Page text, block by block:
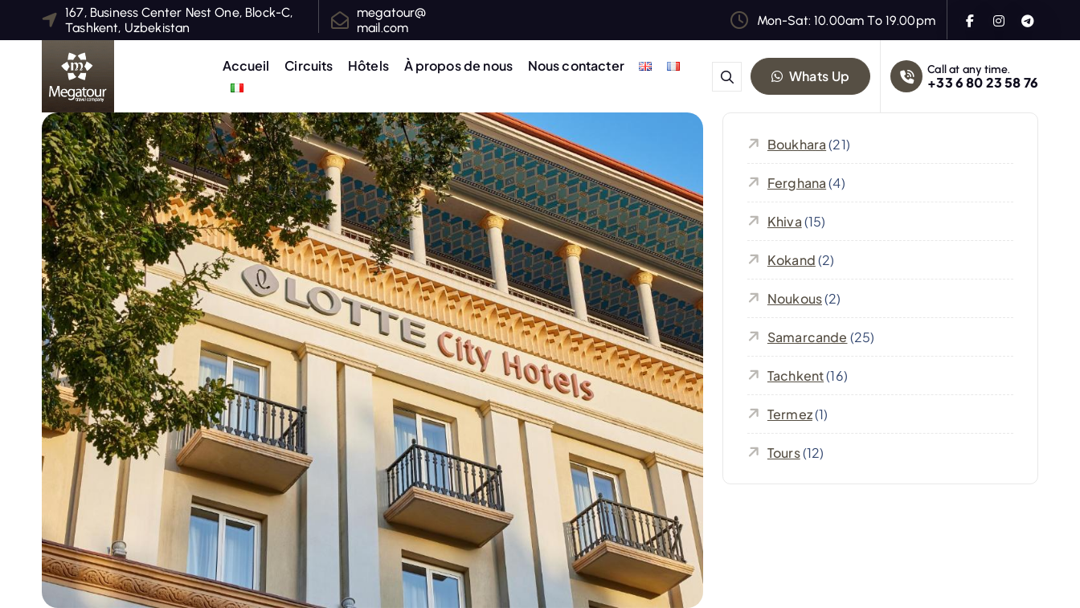
167, Business Center Nest One, Block-C,
Tashkent, Uzbekistan
megatour@
mail.com
Mon-Sat: 10.00am To 19.00pm
Accueil Circuits Hôtels À propos de nous Nous contacter
Whats Up Call at any time.
+33 6 80 23 58 76
Boukhara(21)
Ferghana(4)
Khiva(15)
Kokand(2)
Noukous(2)
Samarcande (25)
Tachkent(16)
Termez(1)
Tours(12)